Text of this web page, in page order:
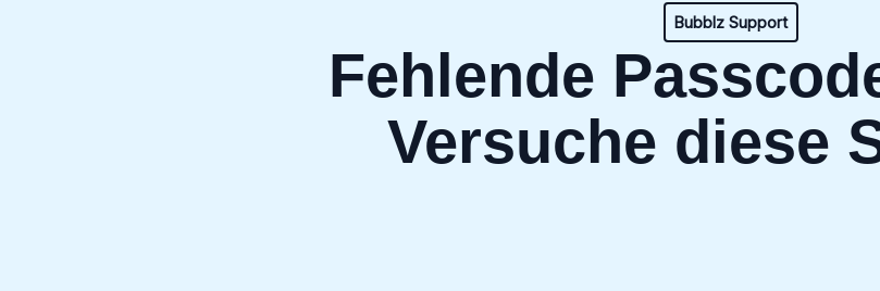
Bubblz Support
Fehlende
Versuche diese